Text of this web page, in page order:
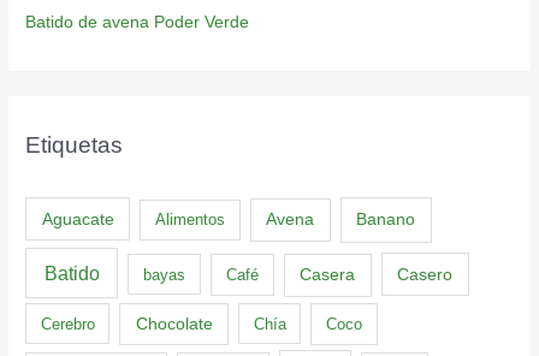
Batido de avena Poder Verde
Etiquetas
Aguacate Alimentos Avena Banano
Batido bayas Café Casera Casero
Cerebro Chocolate Chía Coco